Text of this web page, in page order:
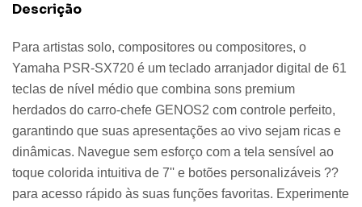
Descrição
Para artistas solo, compositores ou compositores, o
Yamaha PSR-SX720 é um teclado arranjador digital de 61
teclas de nível médio que combina sons premium
herdados do carro-chefe GENOS2 com controle perfeito,
garantindo que suas apresentações ao vivo sejam ricas e
dinâmicas. Navegue sem esforço com a tela sensível ao
toque colorida intuitiva de 7'' e botões personalizáveis ??
para acesso rápido às suas funções favoritas. Experimente